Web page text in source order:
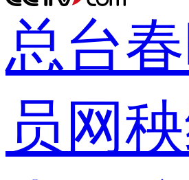
登
总台
员网